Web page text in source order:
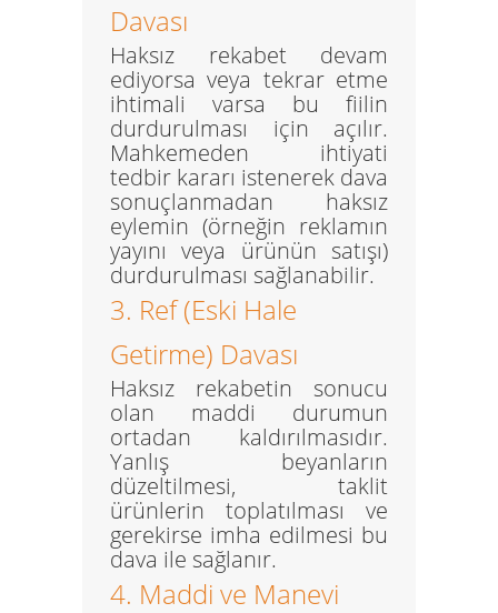
Davası
Haksız rekabet devam
ediyorsa veya tekrar etme
ihtimali varsa bu fiilin
durdurulması için açılır.
Mahkemeden ihtiyati
tedbir kararı istenerek dava
sonuçlanmadan haksız
eylemin (örneğin reklamın
yayını veya ürünün satışı)
durdurulması sağlanabilir.
3. Ref (Eski Hale
Getirme) Davası
Haksız rekabetin sonucu
olan maddi durumun
ortadan kaldırılmasıdır.
Yanlış beyanların
düzeltilmesi, taklit
ürünlerin toplatılması ve
gerekirse imha edilmesi bu
dava ile sağlanır.
4. Maddi ve Manevi